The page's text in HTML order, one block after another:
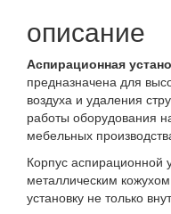
описание
Аспирационная
предназначена для
воздуха и удаления
работы оборудования
мебельных
Корпус аспирационной
металлическим
установку не только